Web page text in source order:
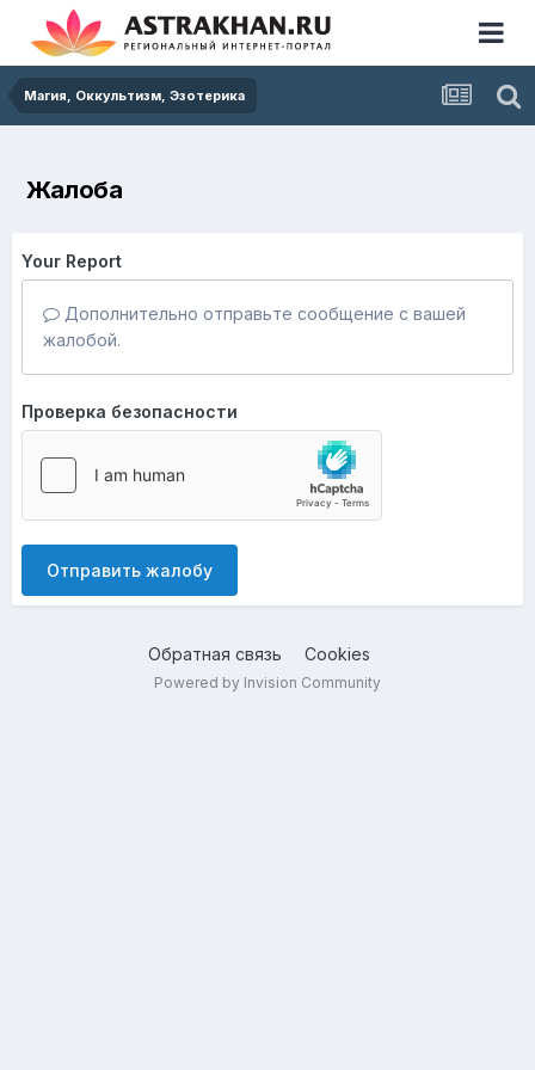
Магия, Оккультизм, Эзотерика
Жалоба
Your Report
Дополнительно отправьте сообщение с вашей
жалобой.
Проверка безопасности
Отправить жалобу
Обратная связь Cookies
Powered by Invision Community